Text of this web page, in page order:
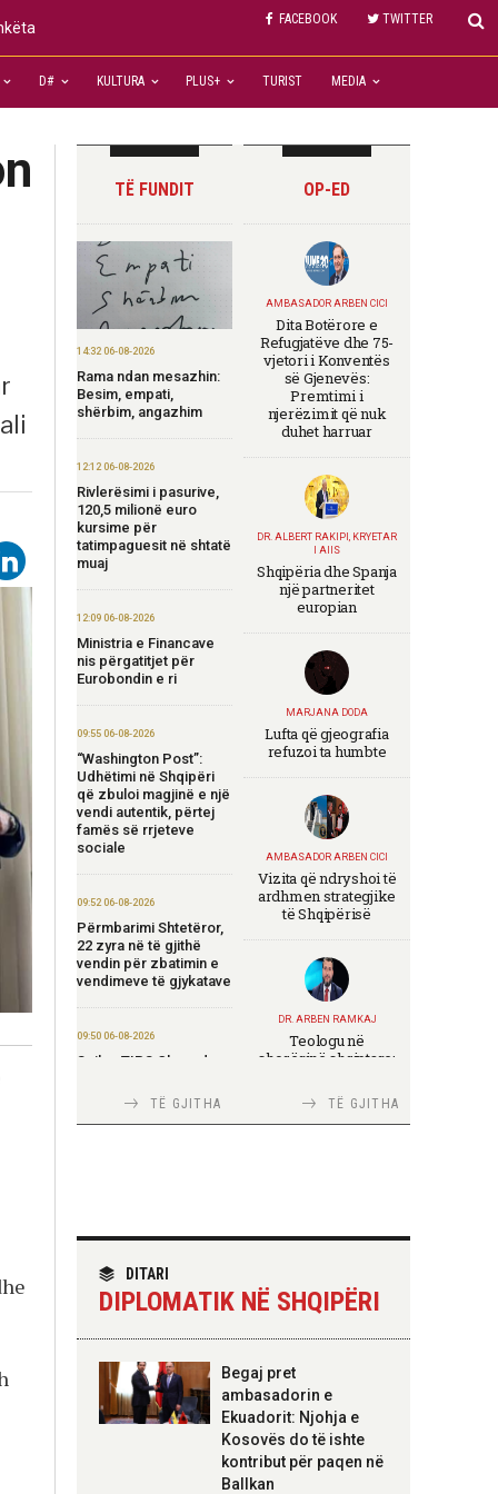
FACEBOOK TWITTER
D# KULTURA PLUS+ TURIST MEDIA
TË FUNDIT
14:32 06-08-2026
Rama ndan mesazhin:
Besim, empati,
shërbim, angazhim
12:12 06-08-2026
Rivlerësimi i pasurive,
120,5 milionë euro
kursime për
tatimpaguesit në shtatë
muaj
12:09 06-08-2026
Ministria e Financave
nis përgatitjet për
Eurobondin e ri
09:55 06-08-2026
“Washington Post”:
Udhëtimi në Shqipëri
që zbuloi magjinë e një
vendi autentik, përtej
famës së rrjeteve
sociale
09:52 06-08-2026
Përmbarimi Shtetëror,
22 zyra në të gjithë
vendin për zbatimin e
vendimeve të gjykatave
09:50 06-08-2026
Sejko: TIPS Clone do
pagesave, ekonomia
mund të kursejë deri
Nufi: Investim për
zhvillimin e industrisë
detare
Ambasada gjermane
falënderon ekipet
shqiptare për
TË GJITHA
OP-ED
AMBASADOR ARBEN CICI
Dita Botërore e
Refugjatëve dhe 75-
vjetori i Konventës
së Gjenevës:
Premtimi i
njerëzimit që nuk
duhet harruar
DR. ALBERT RAKIPI, KRYETAR
I AIIS
Shqipëria dhe Spanja
një partneritet
europian
MARJANA DODA
Lufta që gjeografia
refuzoi ta humbte
AMBASADOR ARBEN CICI
Vizita që ndryshoi të
ardhmen strategjike
të Shqipërisë
DR. ARBEN RAMKAJ
Teologu në
shoqërinë shqiptare:
fetar dhe angazhimit
publik
Italia Strategjike —
“Shqipëria në BE,
projekt më i madh se
amaneti i
Skënderbeut dhe
Ismail Qemalit”
TË GJITHA
DITARI
DIPLOMATIK NË SHQIPËRI
Begaj pret
ambasadorin e
Ekuadorit: Njohja e
Kosovës do të ishte
kontribut për paqen në
Ballkan